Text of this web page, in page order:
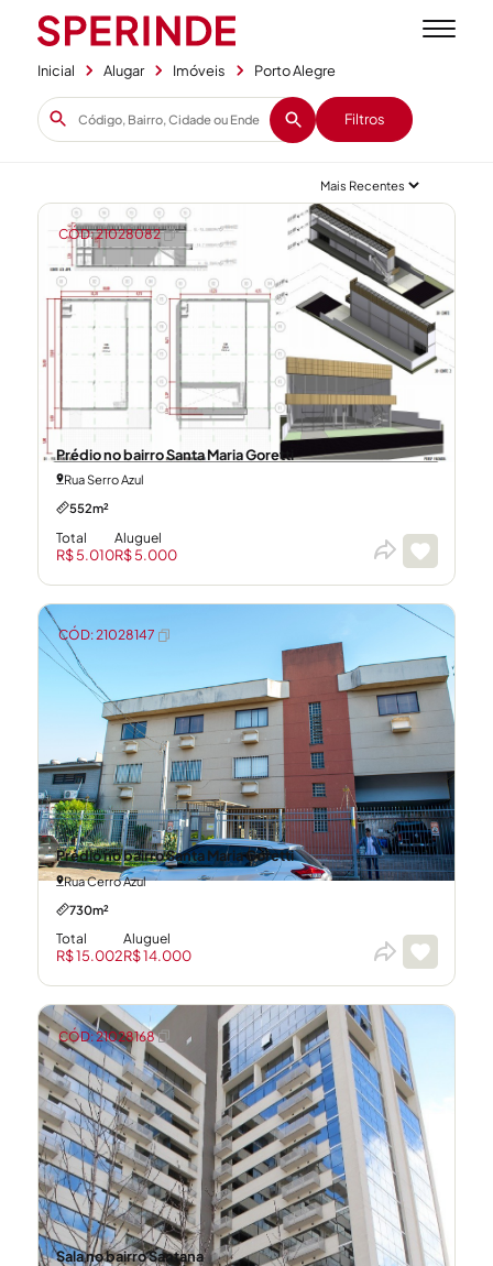
Inicial Alugar Imóveis Porto Alegre
Filtros
Prédio no bairro Santa Maria Goretti
Rua Serro Azul
552m²
Total
R$ 5.010
Aluguel
R$ 5.000
CÓD: 21028082
Prédio no bairro Santa Maria Goretti
Rua Cerro Azul
730m²
Total
R$ 15.002
Aluguel
R$ 14.000
CÓD: 21028147
Sala no bairro Santana
CÓD: 21028168